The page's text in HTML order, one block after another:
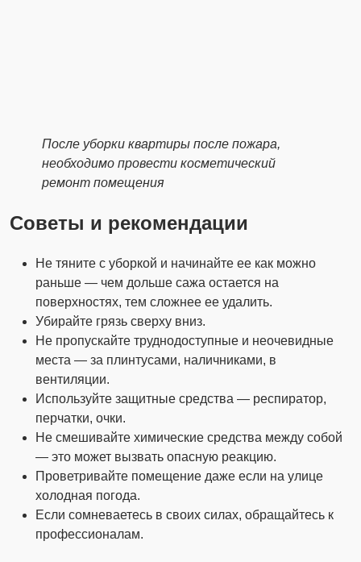
После уборки квартиры после пожара,
необходимо провести косметический
ремонт помещения
Советы и рекомендации
Не тяните с уборкой и начинайте ее как можно
раньше — чем дольше сажа остается на
поверхностях, тем сложнее ее удалить.
Убирайте грязь сверху вниз.
Не пропускайте труднодоступные и неочевидные
места — за плинтусами, наличниками, в
вентиляции.
Используйте защитные средства — респиратор,
перчатки, очки.
Не смешивайте химические средства между собой
— это может вызвать опасную реакцию.
Проветривайте помещение даже если на улице
холодная погода.
Если сомневаетесь в своих силах, обращайтесь к
профессионалам.